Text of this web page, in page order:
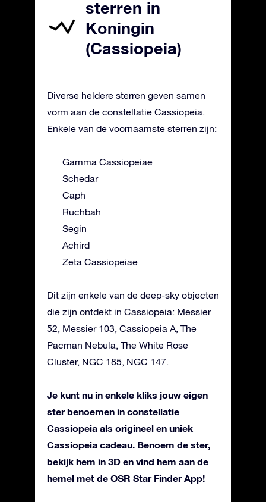
sterren in
Koningin
(Cassiopeia)
Diverse heldere sterren geven samen
vorm aan de constellatie Cassiopeia.
Enkele van de voornaamste sterren zijn:
Gamma Cassiopeiae
Schedar
Caph
Ruchbah
Segin
Achird
Zeta Cassiopeiae
Dit zijn enkele van de deep-sky objecten
die zijn ontdekt in Cassiopeia: Messier
52, Messier 103, Cassiopeia A, The
Pacman Nebula, The White Rose
Cluster, NGC 185, NGC 147.
Je kunt nu in enkele kliks jouw eigen
ster benoemen in constellatie
Cassiopeia als origineel en uniek
Cassiopeia cadeau. Benoem de ster,
bekijk hem in 3D en vind hem aan de
hemel met de OSR Star Finder App!